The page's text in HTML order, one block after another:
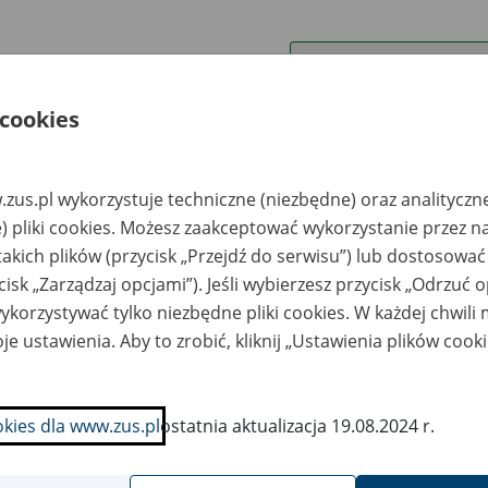
uwagi można przesyłać poprzez
Ukryj wszystkie pozycje bazy
pracy
Miejsce
przechowywania
dokumentów
Nr zespołu akt w
archiwum
państwowym
Daty
INTEGRA - 10-410
Olsztyn, ul. Lubelska
43 b Składnica Akt
533-14-73
wykorzystuje techniczne (niezbędne) oraz
pliki cookies. Możesz zaakceptować wykorzystanie przez
plików (przycisk „Przejdź do serwisu”) lub
„Zarządzaj opcjami”). Jeśli wybierzesz przycisk „Odrzuć
tylko niezbędne pliki cookies. W każdej chwili
ustawienia. Aby to zrobić, kliknij „Ustawienia plików
dla www.zus.plostatnia aktualizacja 19.08.2024 r.